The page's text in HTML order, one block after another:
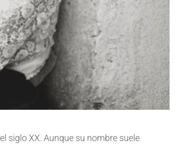
siglo XX. Aunque su nombre suele